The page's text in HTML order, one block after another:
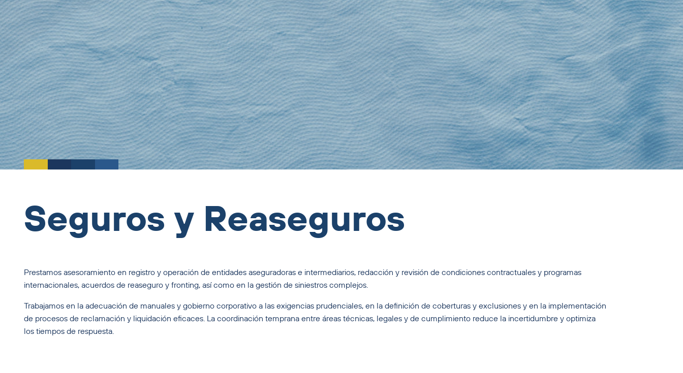
Seguros y Reaseguros
Prestamos asesoramiento en registro y operación de entidades aseguradoras e intermediarios, redacción y revisión de condiciones contractuales y programas
internacionales, acuerdos de reaseguro y fronting, así como en la gestión de siniestros complejos.
Trabajamos en la adecuación de manuales y gobierno corporativo a las exigencias prudenciales, en la definición de coberturas y exclusiones y en la implementación
de procesos de reclamación y liquidación eficaces. La coordinación temprana entre áreas técnicas, legales y de cumplimiento reduce la incertidumbre y optimiza
los tiempos de respuesta.